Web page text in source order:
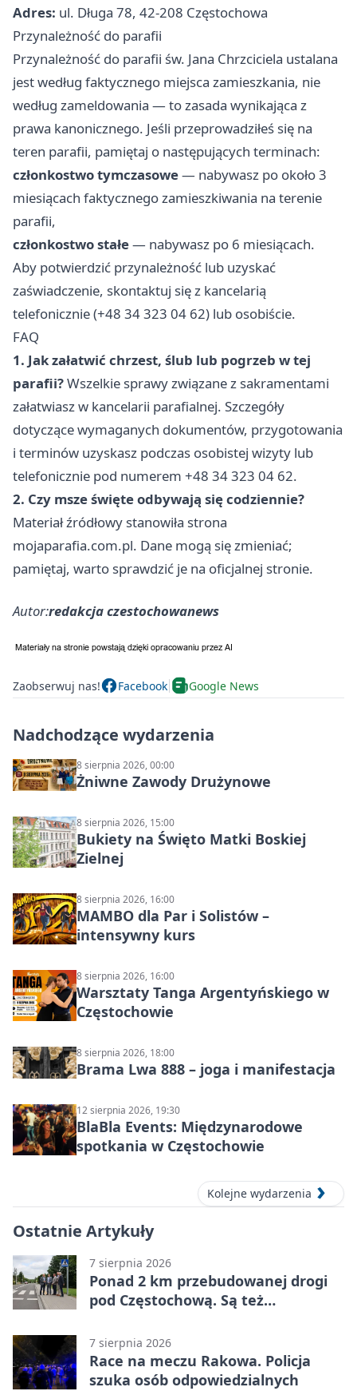
Adres: ul. Długa 78, 42-208 Częstochowa
Przynależność do parafii
Przynależność do parafii św. Jana Chrzciciela ustalana
jest według faktycznego miejsca zamieszkania, nie
według zameldowania — to zasada wynikająca z
prawa kanonicznego. Jeśli przeprowadziłeś się na
teren parafii, pamiętaj o następujących terminach:
członkostwo tymczasowe— nabywasz po około 3
miesiącach faktycznego zamieszkiwania na terenie
parafii,
członkostwo stałe— nabywasz po 6 miesiącach.
Aby potwierdzić przynależność lub uzyskać
zaświadczenie, skontaktuj się z kancelarią
telefonicznie (+48 34 323 04 62) lub osobiście.
FAQ
1. Jak załatwić chrzest, ślub lub pogrzeb w tej
parafii?Wszelkie sprawy związane z sakramentami
załatwiasz w kancelarii parafialnej. Szczegóły
dotyczące wymaganych dokumentów, przygotowania
i terminów uzyskasz podczas osobistej wizyty lub
telefonicznie pod numerem +48 34 323 04 62.
2. Czy msze święte odbywają się codziennie?
Materiał źródłowy stanowiła strona
mojaparafia.com.pl. Dane mogą się zmieniać;
pamiętaj, warto sprawdzić je na oficjalnej stronie.
Autor:redakcja czestochowanews
Zaobserwuj nas! Facebook Google News
Nadchodzące wydarzenia
8 sierpnia 2026, 00:00
Żniwne Zawody Drużynowe
8 sierpnia 2026, 15:00
Bukiety na Święto Matki Boskiej
Zielnej
8 sierpnia 2026, 16:00
MAMBO dla Par i Solistów –
intensywny kurs
8 sierpnia 2026, 16:00
Warsztaty Tanga Argentyńskiego w
Częstochowie
8 sierpnia 2026, 18:00
Brama Lwa 888 – joga i manifestacja
12 sierpnia 2026, 19:30
BlaBla Events: Międzynarodowe
spotkania w Częstochowie
Kolejne wydarzenia
Ostatnie Artykuły
7 sierpnia 2026
Ponad 2 km przebudowanej drogi
pod Częstochową. Są też
7 sierpnia 2026
Race na meczu Rakowa. Policja
szuka osób odpowiedzialnych